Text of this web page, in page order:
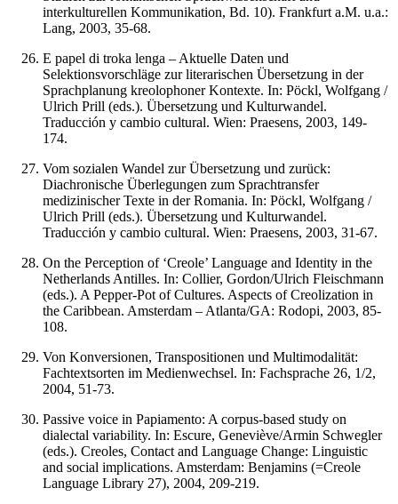
interkulturellen Kommunikation, Bd. 10). Frankfurt a.M. u.a.:
Lang, 2003, 35-68.
E papel di troka lenga – Aktuelle Daten und
Selektionsvorschläge zur literarischen Übersetzung in der
Sprachplanung kreolophoner Kontexte. In: Pöckl, Wolfgang /
Ulrich Prill (eds.). Übersetzung und Kulturwandel.
Traducción y cambio cultural. Wien: Praesens, 2003, 149-
174.
Vom sozialen Wandel zur Übersetzung und zurück:
Diachronische Überlegungen zum Sprachtransfer
medizinischer Texte in der Romania. In: Pöckl, Wolfgang /
Ulrich Prill (eds.). Übersetzung und Kulturwandel.
Traducción y cambio cultural. Wien: Praesens, 2003, 31-67.
On the Perception of ‘Creole’ Language and Identity in the
Netherlands Antilles. In: Collier, Gordon/Ulrich Fleischmann
(eds.). A Pepper-Pot of Cultures. Aspects of Creolization in
the Caribbean. Amsterdam – Atlanta/GA: Rodopi, 2003, 85-
108.
Von Konversionen, Transpositionen und Multimodalität:
Fachtextsorten im Medienwechsel. In: Fachsprache 26, 1/2,
2004, 51-73.
Passive voice in Papiamento: A corpus-based study on
dialectal variability. In: Escure, Geneviève/Armin Schwegler
(eds.). Creoles, Contact and Language Change: Linguistic
and social implications. Amsterdam: Benjamins (=Creole
Language Library 27), 2004, 209-219.